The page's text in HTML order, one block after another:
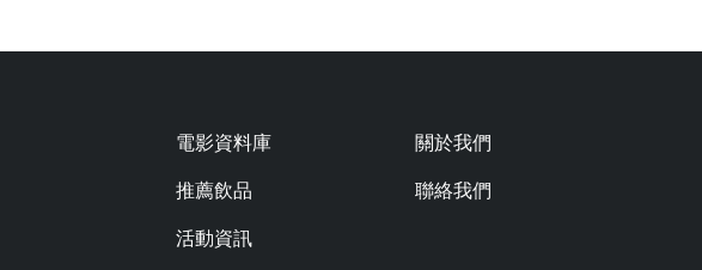
電影資料庫
推薦飲品
活動資訊
關於我們
聯絡我們